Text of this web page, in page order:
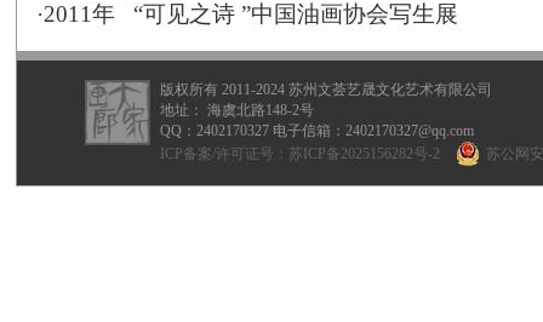
·2011年 “可见之诗 ”中国油画协会写生展
版权所有 2011-2024 苏州文荟艺晟文化艺术有限公司
地址： 海虞北路148-2号
QQ： 2402170327 电子信箱：2402170327@qq.com
ICP备案/许可证号： 苏ICP备2025156282号-2 苏公网